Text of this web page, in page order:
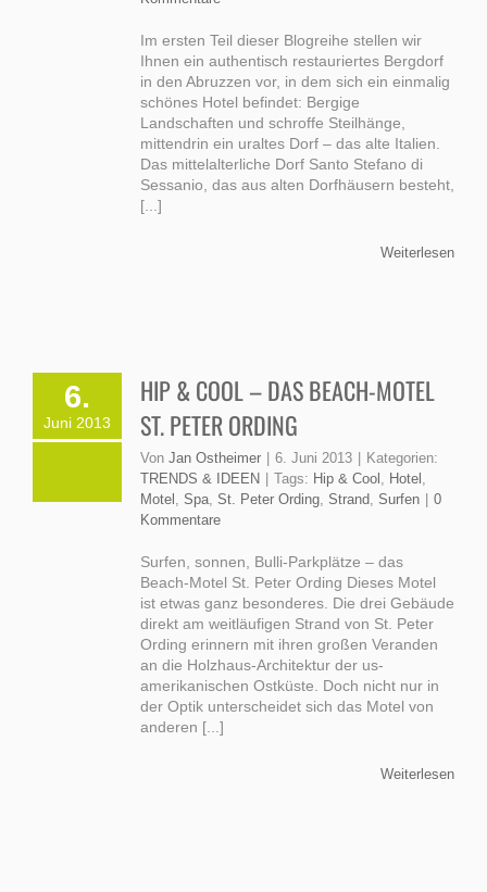
Im ersten Teil dieser Blogreihe stellen wir
Ihnen ein authentisch restauriertes Bergdorf
in den Abruzzen vor, in dem sich ein einmalig
schönes Hotel befindet: Bergige
Landschaften und schroffe Steilhänge,
mittendrin ein uraltes Dorf – das alte Italien.
Das mittelalterliche Dorf Santo Stefano di
Sessanio, das aus alten Dorfhäusern besteht,
[...]
Weiterlesen
6.
Juni 2013
HIP & COOL – DAS BEACH-MOTEL
ST. PETER ORDING
Von Jan Ostheimer 6. Juni 2013
Kategorien:
TRENDS & IDEEN
Tags: Hip & Cool Hotel
Motel
Spa St. Peter Ording Strand Surfen
0
Kommentare
Surfen, sonnen, Bulli-Parkplätze – das
Beach-Motel St. Peter Ording Dieses Motel
ist etwas ganz besonderes. Die drei Gebäude
direkt am weitläufigen Strand von St. Peter
Ording erinnern mit ihren großen Veranden
an die Holzhaus-Architektur der us-
amerikanischen Ostküste. Doch nicht nur in
der Optik unterscheidet sich das Motel von
anderen [...]
Weiterlesen